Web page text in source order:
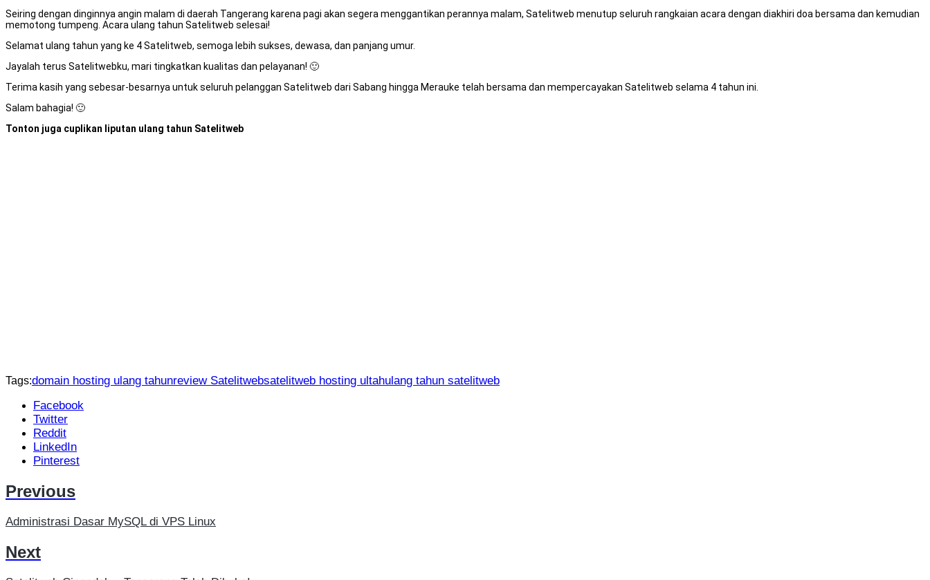
Seiring dengan dinginnya angin malam di daerah Tangerang karena pagi akan segera menggantikan perannya malam, Satelitweb menutup seluruh rangkaian acara dengan diakhiri doa bersama dan kemudian
memotong tumpeng. Acara ulang tahun Satelitweb selesai!
Selamat ulang tahun yang ke 4 Satelitweb, semoga lebih sukses, dewasa, dan panjang umur.
Jayalah terus Satelitwebku, mari tingkatkan kualitas dan pelayanan! 🙂
Terima kasih yang sebesar-besarnya untuk seluruh pelanggan Satelitweb dari Sabang hingga Merauke telah bersama dan mempercayakan Satelitweb selama 4 tahun ini.
Salam bahagia! 🙂
Tonton juga cuplikan liputan ulang tahun Satelitweb
Tags:domain hosting ulang tahunreview Satelitwebsatelitweb hosting ultahulang tahun satelitweb
Facebook
Twitter
Reddit
LinkedIn
Pinterest
Previous
Administrasi Dasar MySQL di VPS Linux
Next